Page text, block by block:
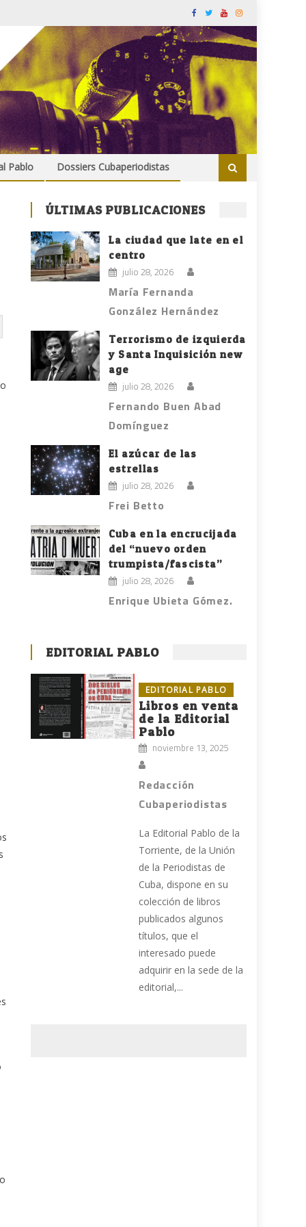
Pablo Dossiers Cubaperiodistas
ÚLTIMAS PUBLICACIONES
La ciudad que late en el
centro
julio 28, 2026
María Fernanda
González Hernández
Terrorismo de izquierda
y Santa Inquisición new
age
julio 28, 2026
Fernando Buen Abad
Domínguez
El azúcar de las
estrellas
julio 28, 2026
Frei Betto
Cuba en la encrucijada
del “nuevo orden
trumpista/fascista”
julio 28, 2026
Enrique Ubieta Gómez.
EDITORIAL PABLO
EDITORIAL PABLO
Libros en venta
de la Editorial
Pablo
noviembre 13, 2025
Redacción
Cubaperiodistas
La Editorial Pablo de la
Torriente, de la Unión
de la Periodistas de
Cuba, dispone en su
colección de libros
publicados algunos
títulos, que el
interesado puede
adquirir en la sede de la
editorial,...